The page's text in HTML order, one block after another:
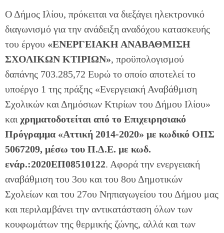
Ο Δήμος Ιλίου, πρόκειται να διεξάγει ηλεκτρονικό
διαγωνισμό για την ανάδειξη αναδόχου κατασκευής
του έργου «ΕΝΕΡΓΕΙΑΚΗ ΑΝΑΒΑΘΜΙΣΗ
ΣΧΟΛΙΚΩΝ ΚΤΙΡΙΩΝ», προϋπολογισμού
δαπάνης 703.285,72 Ευρώ το οποίο αποτελεί το
υποέργο 1 της πράξης «Ενεργειακή Αναβάθμιση
Σχολικών και Δημόσιων Κτιρίων του Δήμου Ιλίου»
και χρηματοδοτείται από το Επιχειρησιακό
Πρόγραμμα «Αττική 2014-2020» με κωδικό ΟΠΣ
5067209, μέσω του Π.Δ.Ε. με κωδ.
ενάρ.:2020ΕΠ08510122. Αφορά την ενεργειακή
αναβάθμιση του 3ου και του 8ου Δημοτικών
Σχολείων και του 27ου Νηπιαγωγείου του Δήμου μας
και περιλαμβάνει την αντικατάσταση όλων των
κουφωμάτων της θερμικής ζώνης, αλλά και των